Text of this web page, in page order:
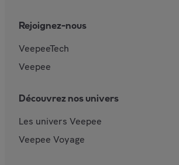
Rejoignez-nous
VeepeeTech
Veepee
Découvrez nos univers
Les univers Veepee
Veepee Voyage